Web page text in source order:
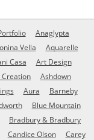
Anaglypta
Vella
Aquarelle
Casa Art Design
Creation
Ashdown
Aura
Barneby
Blue Mountain
Bradbury & Bradbury
Candice Olson
Carey